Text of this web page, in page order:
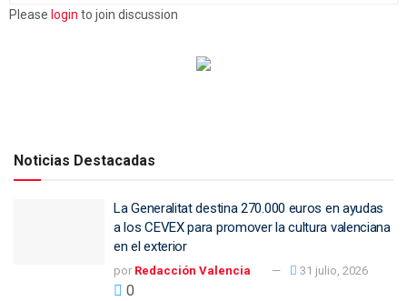
Please login to join discussion
Noticias Destacadas
La Generalitat destina 270.000 euros en ayudas
a los CEVEX para promover la cultura valenciana
en el exterior
por Redacción Valencia 31 julio, 2026
0